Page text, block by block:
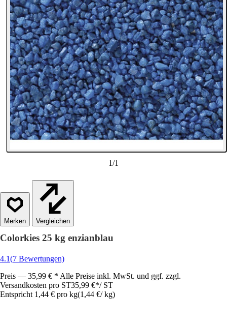
1/1
Vergleichen
Colorkies 25 kg enzianblau
4.1(7 Bewertungen)
Preis — 35,99 € * Alle Preise inkl. MwSt. und ggf. zzgl.
Versandkosten pro ST35,99 €*/ ST
Entspricht 1,44 € pro kg(1,44 €/ kg)